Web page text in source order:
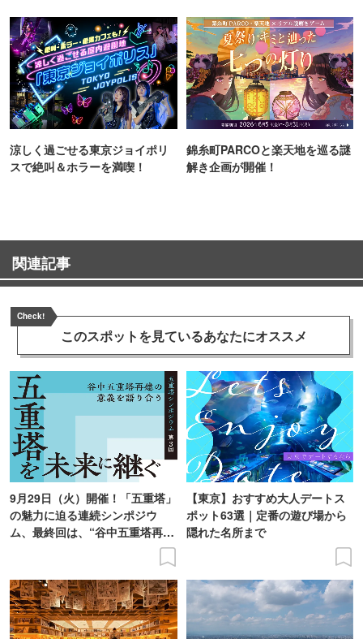
涼しく過ごせる東京ジョイポリ
スで絶叫＆ホラーを満喫！
錦糸町PARCOと楽天地を巡る謎
解き企画が開催！
関連記事
Check!
このスポットを見ているあなたにオススメ
9月29日（火）開催！「五重塔」
の魅力に迫る連続シンポジウ
ム、最終回は、“谷中五重塔再建
【東京】おすすめ大人デートス
ポット63選｜定番の遊び場から
隠れた名所まで